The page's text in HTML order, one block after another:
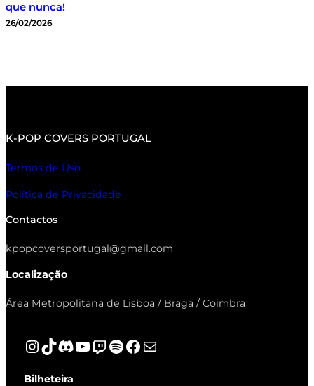
que nunca!
26/02/2026
K-POP COVERS PORTUGAL
Termos de Uso
Política de Privacidade
Contactos
kpopcoversportugal@gmail.com
Localização
Área Metropolitana de Lisboa / Braga / Coimbra
Instagram
TikTok
Discord
YouTube
Twitch
Spotify
Facebook
Mail
Bilheteira